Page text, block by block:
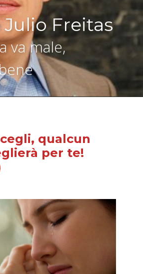
Julio Freitas
va male,
qualcun
per te!